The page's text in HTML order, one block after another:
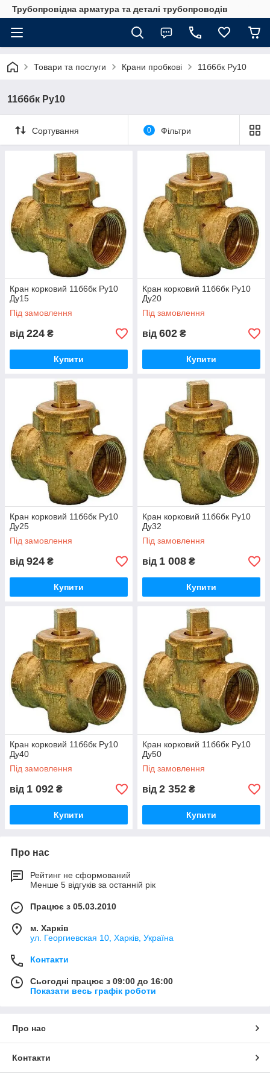
Трубопровідна арматура та деталі трубопроводів
Товари та послуги Крани пробкові 11б6бк Ру10
11б6бк Ру10
Сортування 0 Фільтри
Кран корковий 11б6бк Ру10
Ду15
Під замовлення
від 224 ₴
Купити
Кран корковий 11б6бк Ру10
Ду20
Під замовлення
від 602 ₴
Купити
Кран корковий 11б6бк Ру10
Ду25
Під замовлення
від 924 ₴
Купити
Кран корковий 11б6бк Ру10
Ду32
Під замовлення
від 1 008 ₴
Купити
Кран корковий 11б6бк Ру10
Ду40
Під замовлення
від 1 092 ₴
Купити
Кран корковий 11б6бк Ру10
Ду50
Під замовлення
від 2 352 ₴
Купити
Про нас
Рейтинг не сформований
Менше 5 відгуків за останній рік
Працює з 05.03.2010
м. Харків
ул. Георгиевская 10, Харків, Україна
Контакти
Сьогодні працює з 09:00 до 16:00
Показати весь графік роботи
Про нас
Контакти